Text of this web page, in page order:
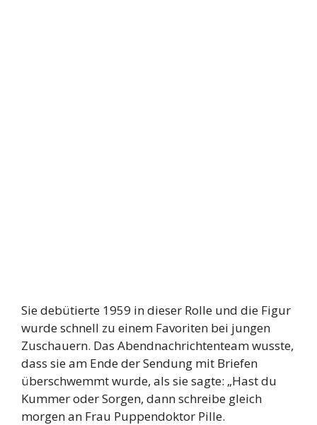
Sie debütierte 1959 in dieser Rolle und die Figur
wurde schnell zu einem Favoriten bei jungen
Zuschauern. Das Abendnachrichtenteam wusste,
dass sie am Ende der Sendung mit Briefen
überschwemmt wurde, als sie sagte: „Hast du
Kummer oder Sorgen, dann schreibe gleich
morgen an Frau Puppendoktor Pille.